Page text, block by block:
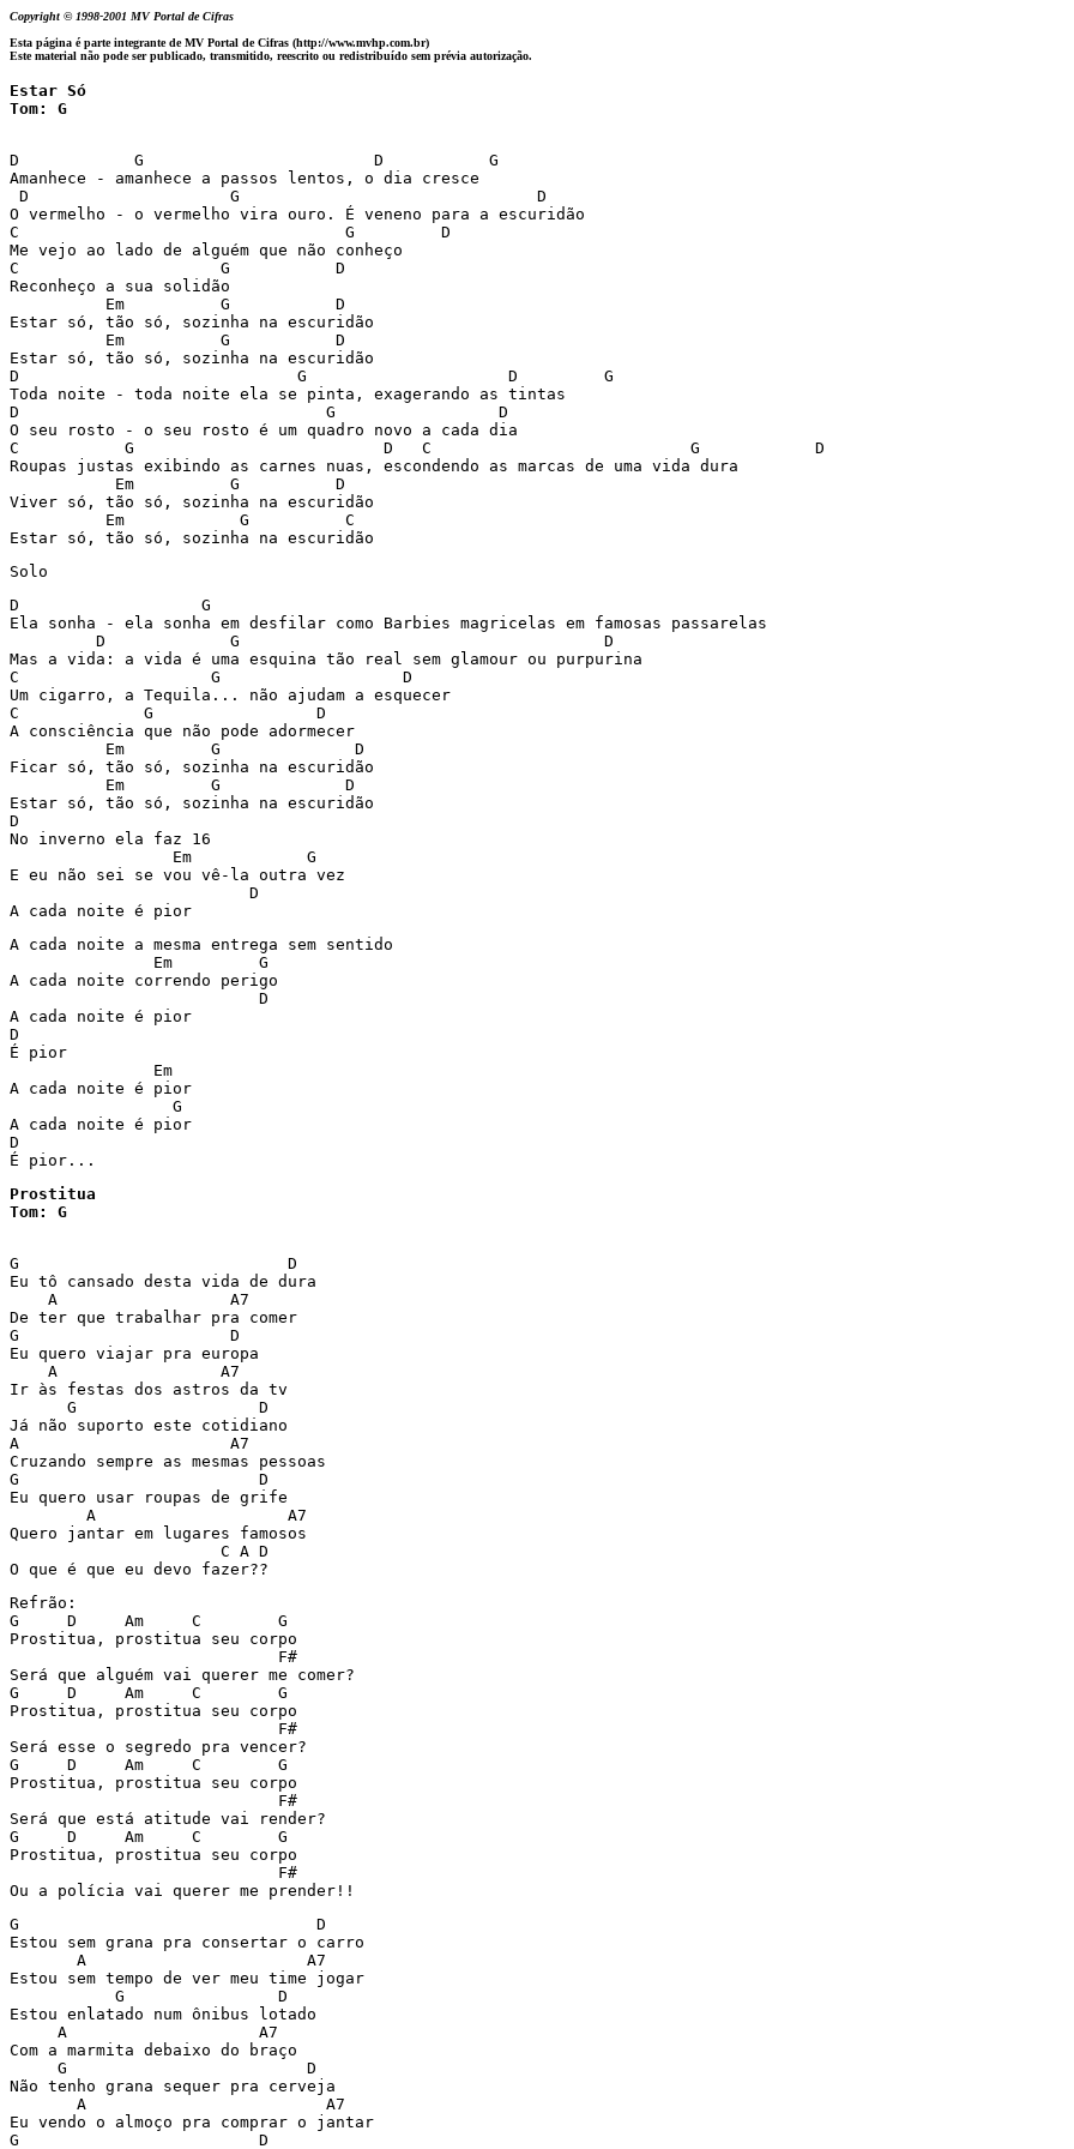
Copyright © 1998-2001 MV Portal de Cifras
Esta página é parte integrante de MV Portal de Cifras (http://www.mvhp.com.br)
Este material não pode ser publicado, transmitido, reescrito ou redistribuído sem prévia autorização.
Estar Só
Tom: G
D            G                        D           G
Amanhece - amanhece a passos lentos, o dia cresce
D                     G                               D
O vermelho - o vermelho vira ouro. É veneno para a escuridão
C                                  G         D
Me vejo ao lado de alguém que não conheço
C                     G           D
Reconheço a sua solidão
          Em          G           D
Estar só, tão só, sozinha na escuridão
          Em          G           D
Estar só, tão só, sozinha na escuridão
D                             G                     D         G
Toda noite - toda noite ela se pinta, exagerando as tintas
D                                G                 D
O seu rosto - o seu rosto é um quadro novo a cada dia
C           G                          D   C                           G            D
Roupas justas exibindo as carnes nuas, escondendo as marcas de uma vida dura
           Em          G          D
Viver só, tão só, sozinha na escuridão
          Em            G          C
Estar só, tão só, sozinha na escuridão
Solo
D                   G
Ela sonha - ela sonha em desfilar como Barbies magricelas em famosas passarelas
         D             G                                      D
Mas a vida: a vida é uma esquina tão real sem glamour ou purpurina
C                    G                   D
Um cigarro, a Tequila... não ajudam a esquecer
C             G                 D
A consciência que não pode adormecer
          Em         G              D
Ficar só, tão só, sozinha na escuridão
          Em         G             D
Estar só, tão só, sozinha na escuridão
D
No inverno ela faz 16
                 Em            G
E eu não sei se vou vê-la outra vez
                         D
A cada noite é pior
A cada noite a mesma entrega sem sentido
               Em         G
A cada noite correndo perigo
                          D
A cada noite é pior
D
É pior
               Em
A cada noite é pior
                 G
A cada noite é pior
D
É pior...
Prostitua
Tom: G
G                            D
Eu tô cansado desta vida de dura
    A                  A7
De ter que trabalhar pra comer
G                      D
Eu quero viajar pra europa
    A                 A7
Ir às festas dos astros da tv
      G                   D
Já não suporto este cotidiano
A                      A7
Cruzando sempre as mesmas pessoas
G                         D
Eu quero usar roupas de grife
        A                    A7
Quero jantar em lugares famosos
                      C A D
Refrão:
G     D     Am     C        G
Prostitua, prostitua seu corpo
                            F#
Será que alguém vai querer me comer?
G     D     Am     C        G
Prostitua, prostitua seu corpo
                            F#
Será esse o segredo pra vencer?
G     D     Am     C        G
Prostitua, prostitua seu corpo
                            F#
Será que está atitude vai render?
G     D     Am     C        G
Prostitua, prostitua seu corpo
                            F#
Ou a polícia vai querer me prender!!
G                               D
Estou sem grana pra consertar o carro
       A                       A7
Estou sem tempo de ver meu time jogar
           G                D
Estou enlatado num ônibus lotado
     A                    A7
Com a marmita debaixo do braço
     G                         D
Não tenho grana sequer pra cerveja
       A                         A7
Eu vendo o almoço pra comprar o jantar
G                         D